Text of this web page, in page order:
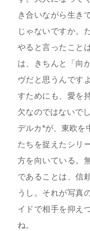
き合いながら生き
じゃないですか。
やると言ったこと
は、きちんと「向
ヴだと思うんです
すためにも、愛を
欠なのではないで
デルカ*が、東欧を
たちを捉えたシリ
方を向いている。
であることは、信
うし。それが写真
イドで相手を抑え
ね。